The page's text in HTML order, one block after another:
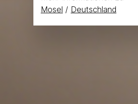
Mosel / Deutschland